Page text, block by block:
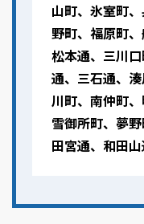
山町、氷室町
野町、福原町、
松本通、三川
通、三石通、
川町、南仲町、
雪御所町、夢
田宮通、和田